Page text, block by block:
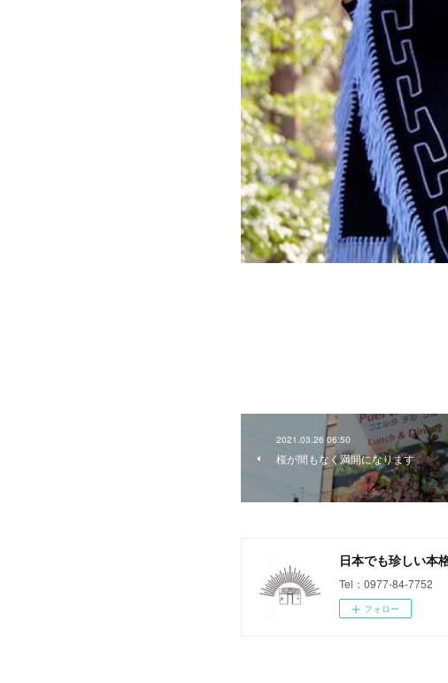
2021.03.26 06:50
桜が間もなく満開になります
日本でも珍しい本
Tel：0977-84-7752
フォロー